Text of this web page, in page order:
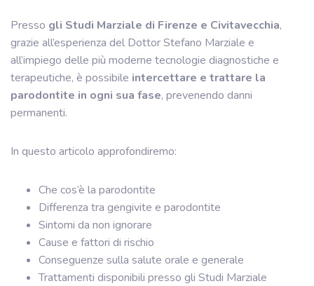
Presso gli Studi Marziale di Firenze e Civitavecchia,
grazie all’esperienza del Dottor Stefano Marziale e
all’impiego delle più moderne tecnologie diagnostiche e
terapeutiche, è possibile intercettare e trattare la
parodontite in ogni sua fase, prevenendo danni
permanenti.
In questo articolo approfondiremo:
Che cos’è la parodontite
Differenza tra gengivite e parodontite
Sintomi da non ignorare
Cause e fattori di rischio
Conseguenze sulla salute orale e generale
Trattamenti disponibili presso gli Studi Marziale